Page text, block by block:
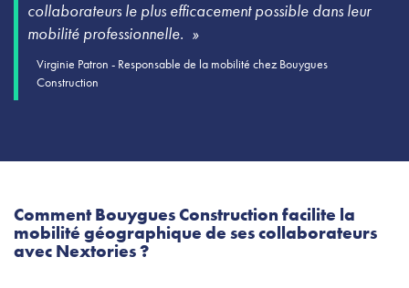
collaborateurs le plus efficacement possible dans leur
mobilité professionnelle.
Virginie Patron - Responsable de la mobilité chez Bouygues
Construction
Comment Bouygues Construction facilite la
mobilité géographique de ses collaborateurs
avec Nextories ?